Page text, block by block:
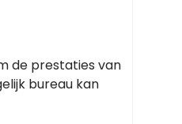
de prestaties van
bureau kan